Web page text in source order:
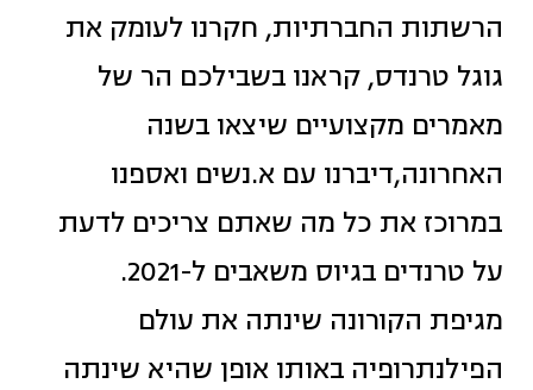
הרשתות החברתיות, חקרנו לעומק את
גוגל טרנדס, קראנו בשבילכם הר של
מאמרים מקצועיים שיצאו בשנה
האחרונה,דיברנו עם א.נשים ואספנו
במרוכז את כל מה שאתם צריכים לדעת
על טרנדים בגיוס משאבים ל-2021.
מגיפת הקורונה שינתה את עולם
הפילנתרופיה באותו אופן שהיא שינתה